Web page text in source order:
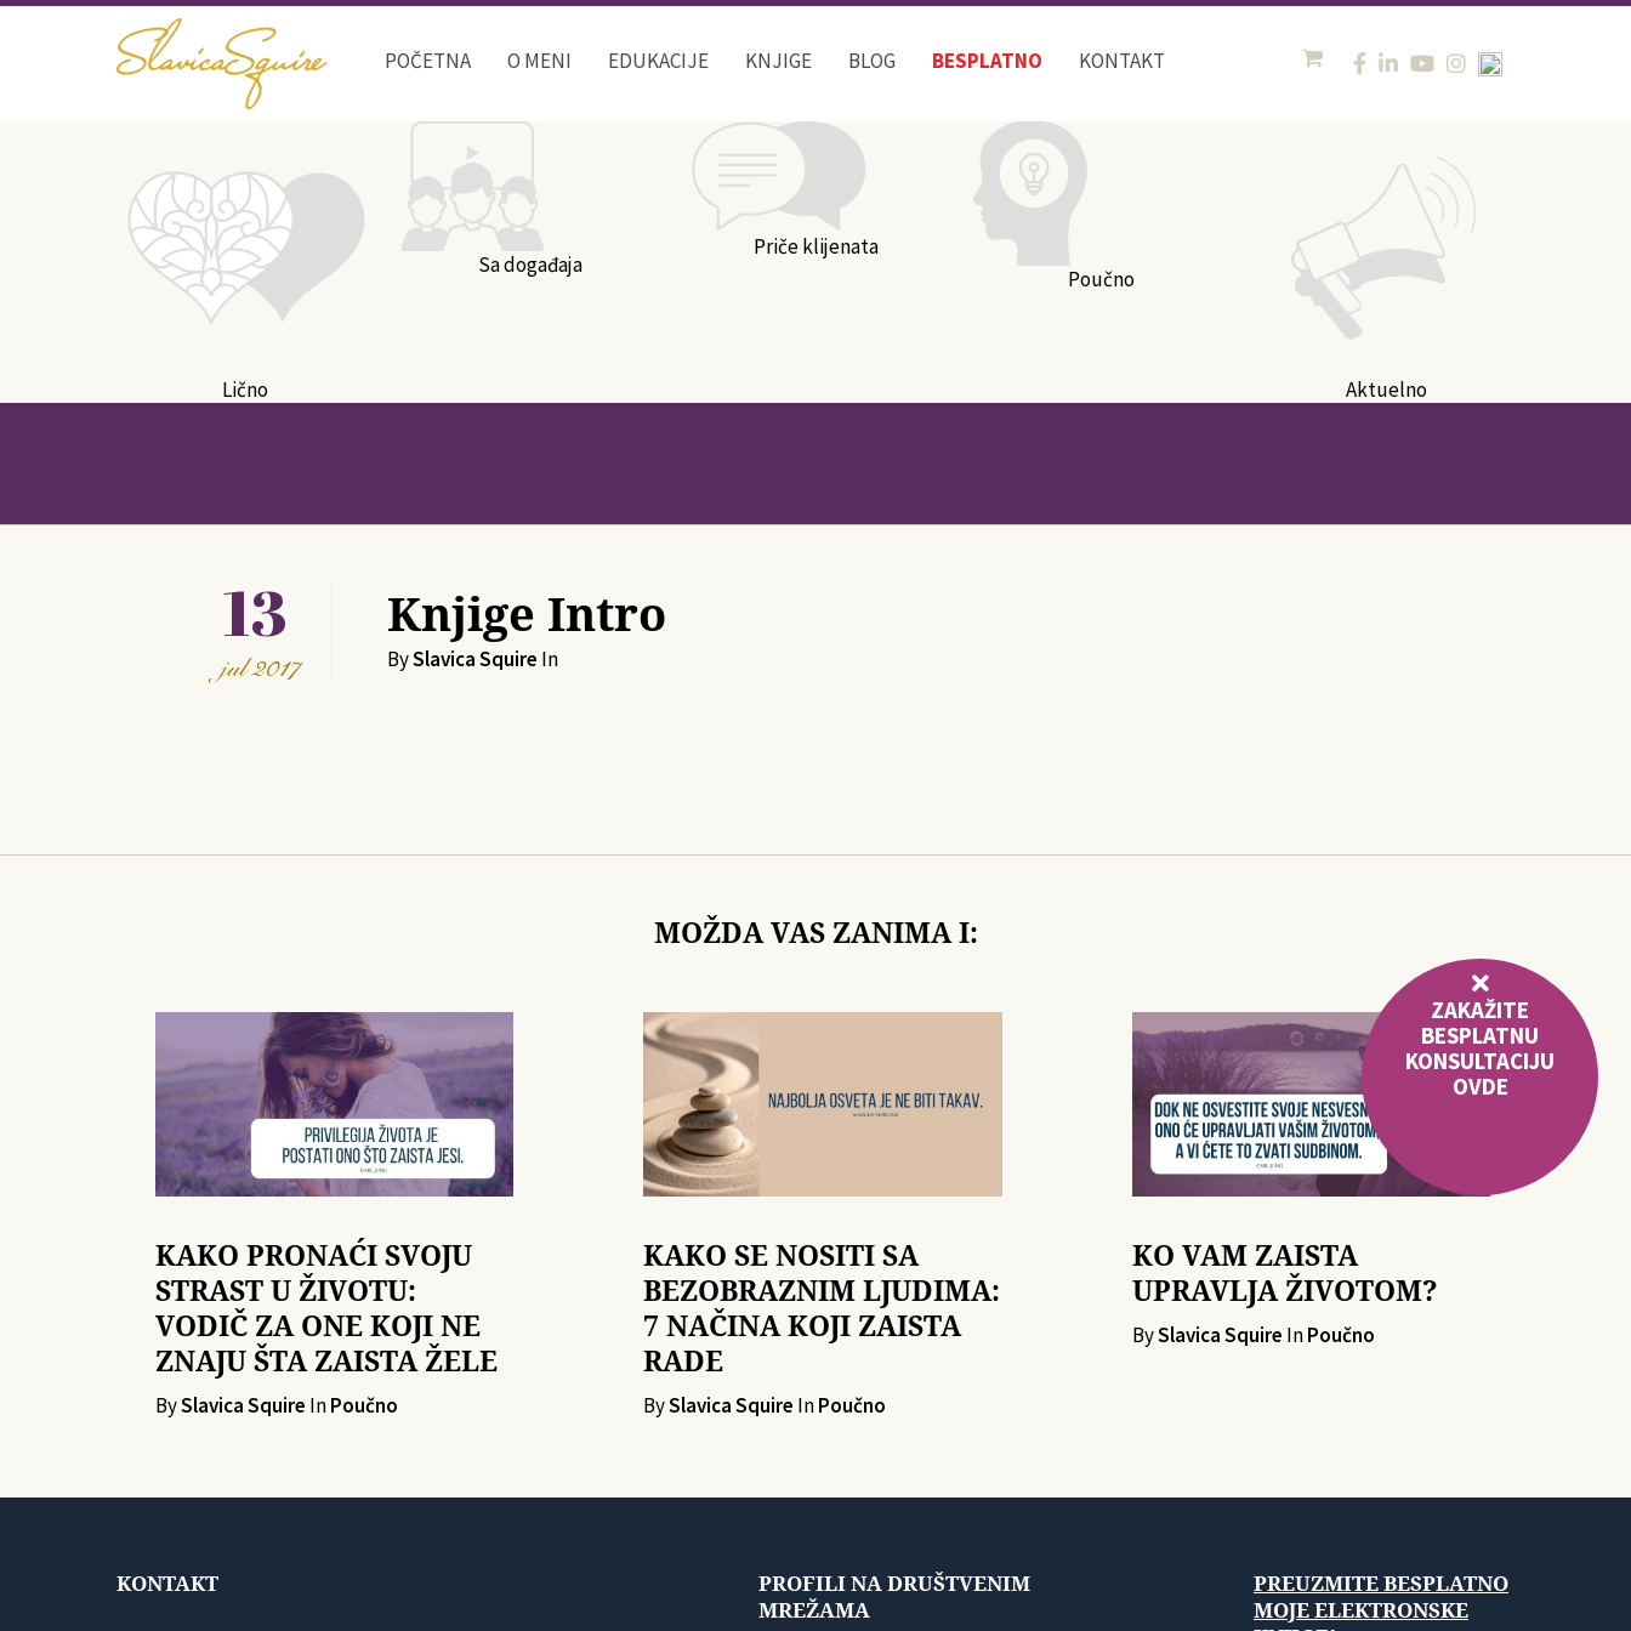
POČETNA O MENI EDUKACIJE KNJIGE BLOG BESPLATNO KONTAKT
Lično
Sa događaja
Priče klijenata
Poučno
Aktuelno
13
jul2017
Knjige Intro
BySlavica Squire In
MOŽDA VAS ZANIMA I:
KAKO PRONAĆI SVOJU
STRAST U ŽIVOTU:
VODIČ ZA ONE KOJI NE
ZNAJU ŠTA ZAISTA ŽELE
BySlavica Squire InPoučno
KAKO SE NOSITI SA
BEZOBRAZNIM LJUDIMA:
7 NAČINA KOJI ZAISTA
RADE
BySlavica Squire InPoučno
KO VAM ZAISTA
UPRAVLJA ŽIVOTOM?
BySlavica Squire InPoučno
KONTAKT
PROFILI NA DRUŠTVENIM
MREŽAMA
PREUZMITE BESPLATNO
MOJE ELEKTRONSKE
ZAKAŽITE
BESPLATNU
KONSULTACIJU
OVDE